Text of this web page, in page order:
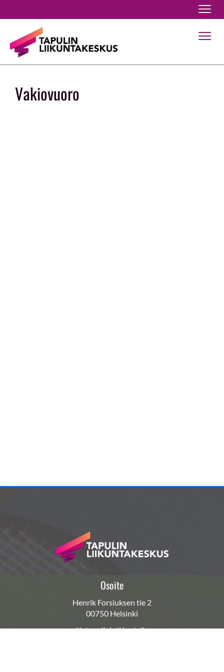
Vakiovuoro
Osoite
Henrik Forsiuksen tie 2
00750 Helsinki
Katso sijainti kartalla